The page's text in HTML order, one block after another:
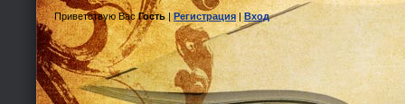
Приветствую Вас Гость|Регистрация|Вход